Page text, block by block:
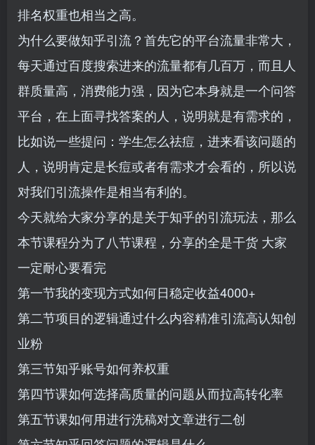
排名权重也相当之高。
为什么要做知乎引流？首先它的平台流量非常大，
每天通过百度搜索进来的流量都有几百万，而且人
群质量高，消费能力强，因为它本身就是一个问答
平台，在上面寻找答案的人，说明就是有需求的，
比如说一些提问：学生怎么祛痘，进来看该问题的
人，说明肯定是长痘或者有需求才会看的，所以说
对我们引流操作是相当有利的。
今天就给大家分享的是关于知乎的引流玩法，那么
本节课程分为了八节课程，分享的全是干货 大家
一定耐心要看完
第一节我的变现方式如何日稳定收益4000+
第二节项目的逻辑通过什么内容精准引流高认知创
业粉
第三节知乎账号如何养权重
第四节课如何选择高质量的问题从而拉高转化率
第五节课如何用进行洗稿对文章进行二创